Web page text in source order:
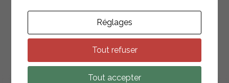
VERANSTALTUNGEN
ZURÜCK ZUR LISTE
Réglages
Tout refuser
Tout accepter